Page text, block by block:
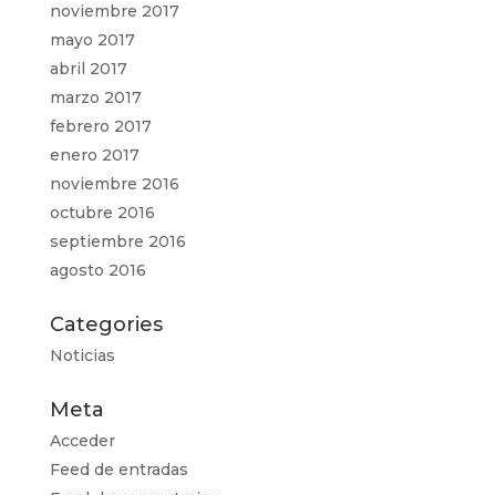
noviembre 2017
mayo 2017
abril 2017
marzo 2017
febrero 2017
enero 2017
noviembre 2016
octubre 2016
septiembre 2016
agosto 2016
Categories
Noticias
Meta
Acceder
Feed de entradas